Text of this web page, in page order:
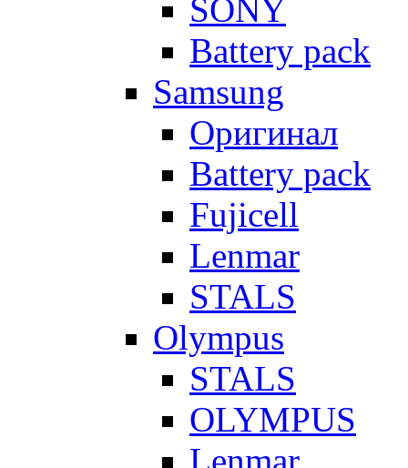
SONY
Battery pack
Samsung
Оригинал
Battery pack
Fujicell
Lenmar
STALS
Olympus
STALS
OLYMPUS